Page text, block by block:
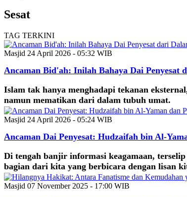
Sesat
TAG TERKINI
Masjid 24 April 2026 - 05:32 WIB
Ancaman Bid'ah: Inilah Bahaya Dai Penyesat
Islam tak hanya menghadapi tekanan
namun mematikan dari dalam tubuh umat.
Masjid 24 April 2026 - 05:24 WIB
Ancaman Dai Penyesat: Hudzaifah bin Al-
Di tengah banjir informasi keagamaan,
bagian dari kita yang berbicara dengan lisan
Masjid 07 November 2025 - 17:00 WIB